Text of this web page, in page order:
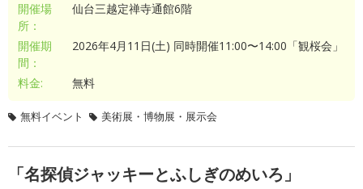
開催場
所：
仙台三越定禅寺通館6階
開催期
間：
2026年4月11日(土) 同時開催11:00〜14:00「観桜会」
料金: 無料
無料イベント 美術展・博物展・展示会
「名探偵ジャッキーとふしぎのめいろ」